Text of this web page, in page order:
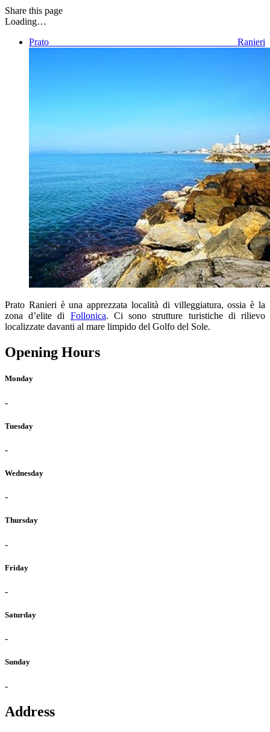
Share this page
Loading…
Prato Ranieri
Prato Ranieri è una apprezzata località di villeggiatura, ossia è la
zona d’elite di Follonica. Ci sono strutture turistiche di rilievo
localizzate davanti al mare limpido del Golfo del Sole.
Opening Hours
Monday
-
Tuesday
-
Wednesday
-
Thursday
-
Friday
-
Saturday
-
Sunday
-
Address